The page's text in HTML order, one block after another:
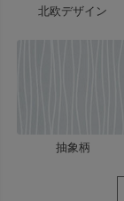
北欧デザイン
抽象柄